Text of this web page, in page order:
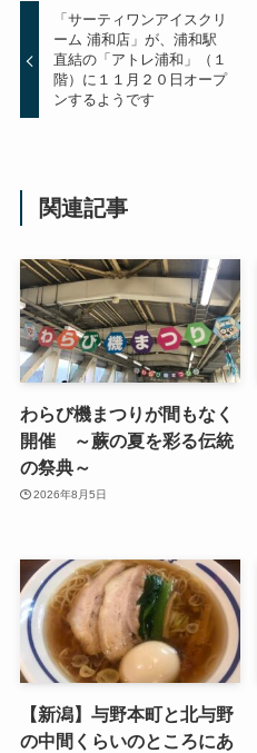
「サーティワンアイスクリ
ーム 浦和店」が、浦和駅
直結の「アトレ浦和」（１
階）に１１月２０日オープ
ンするようです
関連記事
わらび機まつりが間もなく
開催 ～蕨の夏を彩る伝統
の祭典～
2026年8月5日
【新潟】与野本町と北与野
の中間くらいのところにあ